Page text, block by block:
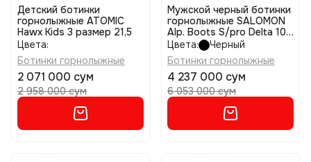
Детский ботинки
горнолыжные ATOMIC
Hawx Kids 3 размер 21,5
Цвета:
Ботинки горнолыжные
2 071 000 сум
2 958 000 сум
Мужской черный ботинки
горнолыжные SALOMON
Alp. Boots S/pro Delta 100
Gw размер 28/28,5
Цвета:
Черный
Ботинки горнолыжные
4 237 000 сум
6 053 000 сум